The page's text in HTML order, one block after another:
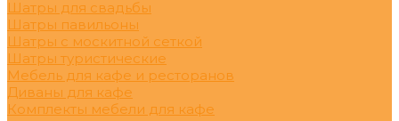
Шатры для свадьбы
Шатры павильоны
Шатры с москитной сеткой
Шатры туристические
Мебель для кафе и ресторанов
Диваны для кафе
Комплекты мебели для кафе